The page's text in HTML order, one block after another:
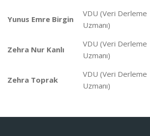
Yunus Emre Birgin
VDU (Veri Derleme
Uzmanı)
Zehra Nur Kanlı
VDU (Veri Derleme
Uzmanı)
Zehra Toprak
VDU (Veri Derleme
Uzmanı)